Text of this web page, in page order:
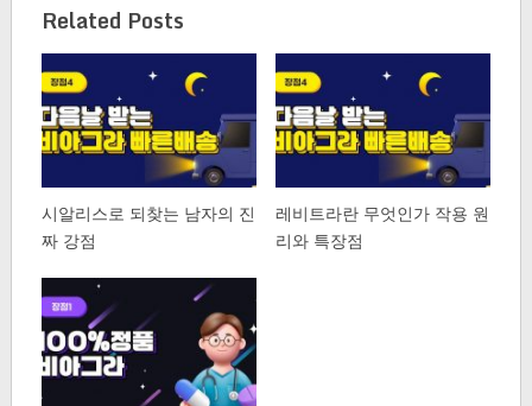
Related Posts
시알리스로 되찾는 남자의 진
짜 강점
레비트라란 무엇인가 작용 원
리와 특장점